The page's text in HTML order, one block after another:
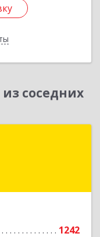
соседних
1242
ул, дом №